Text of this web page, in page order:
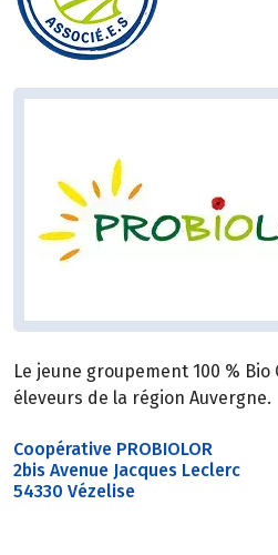
Le jeune groupement 100 % Bio
éleveurs de la région Auvergne.
Coopérative PROBIOLOR
2bis Avenue Jacques Leclerc
54330 Vézelise